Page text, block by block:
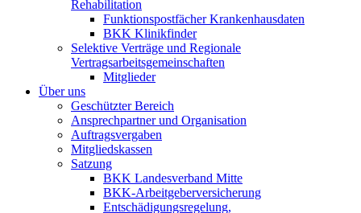
Rehabilitation
Funktionspostfächer Krankenhausdaten
BKK Klinikfinder
Selektive Verträge und Regionale
Vertragsarbeitsgemeinschaften
Mitglieder
Über uns
Geschützter Bereich
Ansprechpartner und Organisation
Auftragsvergaben
Mitgliedskassen
Satzung
BKK Landesverband Mitte
BKK-Arbeitgeberversicherung
Entschädigungsregelung,